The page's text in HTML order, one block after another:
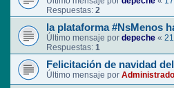
Respuestas: 2
la plataforma #NsMenos
Último mensaje por depeche «
Respuestas: 1
Felicitación de navidad
Último mensaje por